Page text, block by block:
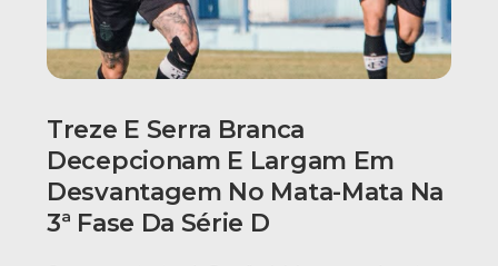
Treze E Serra Branca
Decepcionam E Largam Em
Desvantagem No Mata-Mata Na
3ª Fase Da Série D